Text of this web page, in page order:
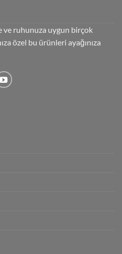
ve ruhunuza uygun birçok
özel bu ürünleri ayağınıza